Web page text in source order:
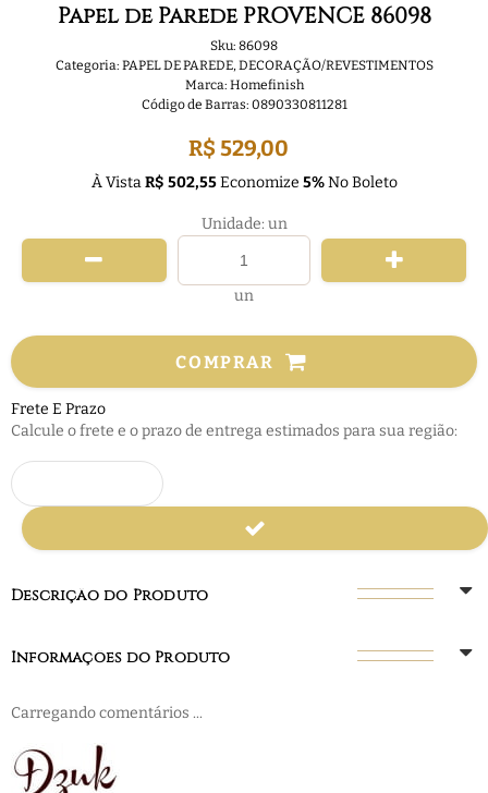
Papel de Parede PROVENCE 86098
Sku: 86098
Categoria: PAPEL DE PAREDE,DECORAÇÃO/REVESTIMENTOS
Marca: Homefinish
Código de Barras: 0890330811281
R$ 529,00
À VistaR$ 502,55Economize 5%No Boleto
Unidade: un
un
COMPRAR
Frete E Prazo
Calcule o frete e o prazo de entrega estimados para sua região:
Descrição do Produto
Informações do Produto
Carregando comentários ...